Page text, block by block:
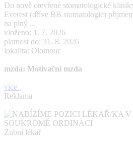
Do nově otevřené stomatologické
Everest (dříve BB stomatologie)
na plný ...
vloženo: 1. 7. 2026
platnost do: 31. 8. 2026
lokalita: Olomouc
mzda: Motivační mzda
více
Reklama
Zubní lékař